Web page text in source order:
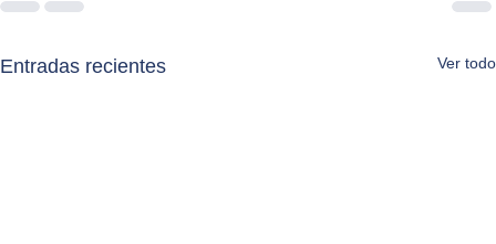
Entradas recientes Ver todo